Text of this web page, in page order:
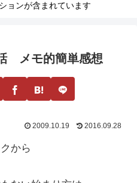
ョンが含まれています
メモ的簡単感想
2009.10.19 2016.09.28
から